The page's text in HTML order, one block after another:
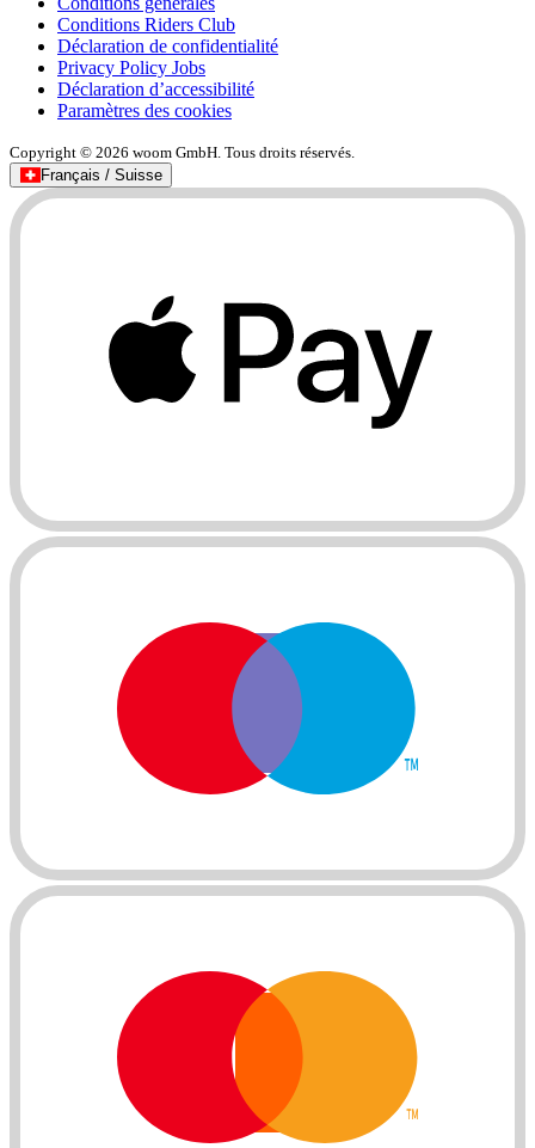
Conditions Riders Club
Déclaration de confidentialité
Privacy Policy Jobs
Déclaration d’accessibilité
Paramètres des cookies
Copyright © 2026 woom GmbH. Tous droits réservés.
Français / Suisse